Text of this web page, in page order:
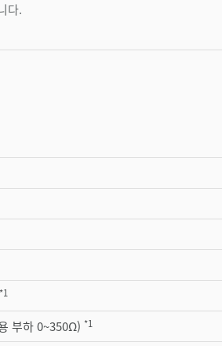
다.
*1
부하 0~350Ω) *1